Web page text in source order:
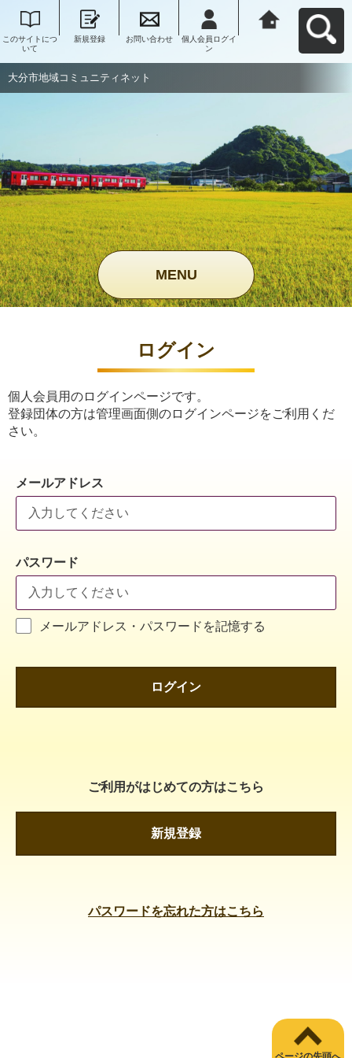
このサイトにつ
いて
新規登録 お問い合わせ
個人会員ログイ
ン
大分市地域コミュニティネット
MENU
ログイン
個人会員用のログインページです。
登録団体の方は管理画面側のログインページをご利用くだ
さい。
メールアドレス
パスワード
メールアドレス・パスワードを記憶する
ログイン
ご利用がはじめての方はこちら
新規登録
パスワードを忘れた方はこちら